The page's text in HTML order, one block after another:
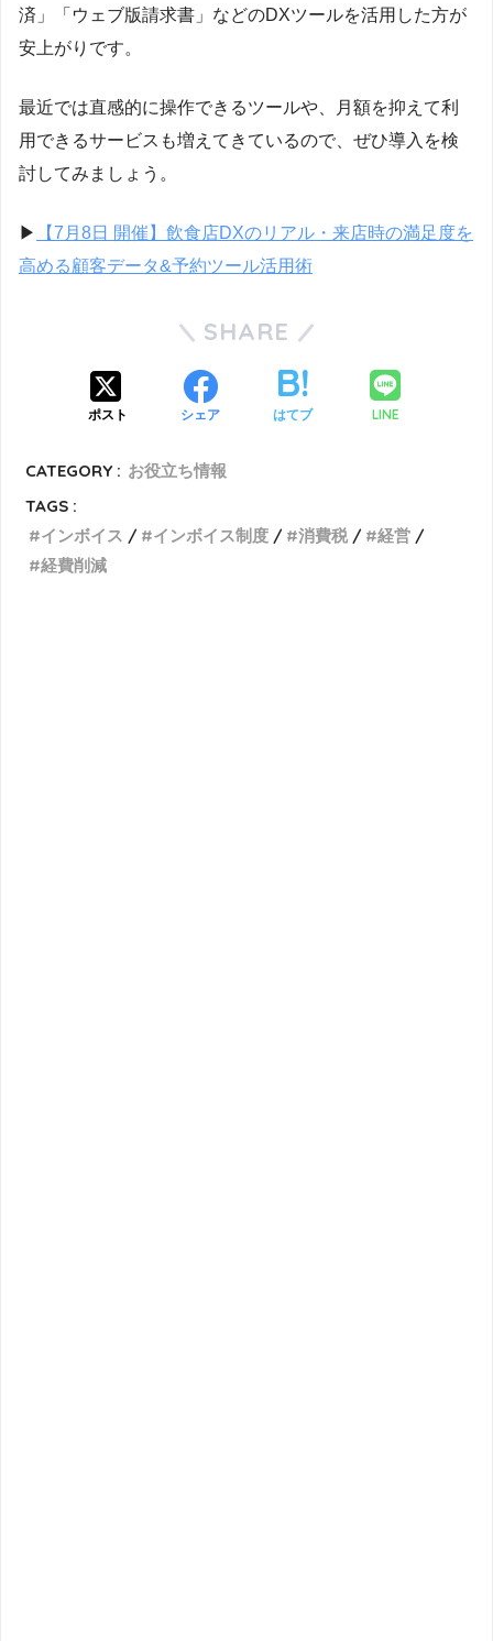
済」「ウェブ版請求書」などのDXツールを活用した方が
安上がりです。
最近では直感的に操作できるツールや、月額を抑えて利
用できるサービスも増えてきているので、ぜひ導入を検
討してみましょう。
▶︎
【7月8日 開催】飲食店DXのリアル・来店時の満足度を
高める顧客データ&予約ツール活用術
SHARE
ポスト シェア はてブ LINE
CATEGORY : お役立ち情報
TAGS :
インボイス
インボイス制度 消費税
経営
経費削減